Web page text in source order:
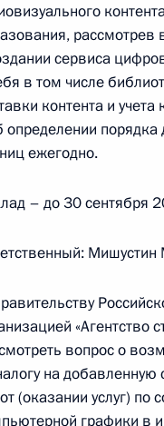
поручений по
2023 года, 20:30
области
2023 года, 16:05
объектов
рассмотрев
сервиса
в том числе
контента и
определении
ежегодно.
– до 30 сентября
«Агентство
вопрос о
на
(оказании услуг) по
графики в